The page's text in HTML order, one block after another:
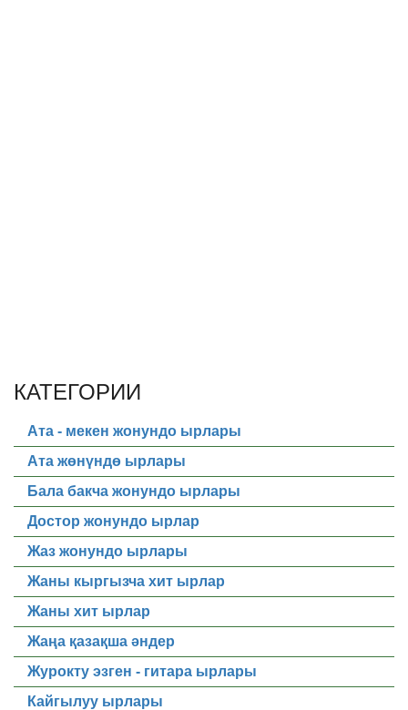
КАТЕГОРИИ
Ата - мекен жонундо ырлары
Ата жөнүндө ырлары
Бала бакча жонундо ырлары
Достор жонундо ырлар
Жаз жонундо ырлары
Жаны кыргызча хит ырлар
Жаны хит ырлар
Жаңа қазақша әндер
Журокту эзген - гитара ырлары
Кайгылуу ырлары